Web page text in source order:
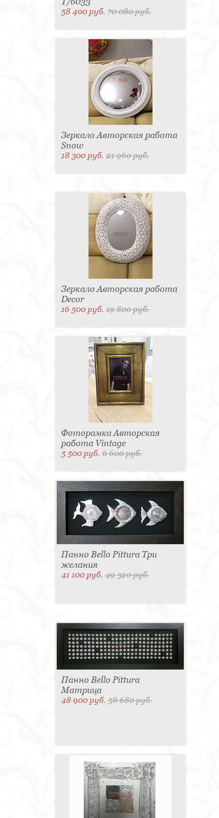
58 400 руб.70 080 руб.
Зеркало Авторская работа
Snow
18 300 руб.21 960 руб.
Зеркало Авторская работа
Decor
16 500 руб.19 800 руб.
Фоторамка Авторская
работа Vintage
5 500 руб.6 600 руб.
Панно Bello Pittura Три
желания
41 100 руб.49 320 руб.
Панно Bello Pittura
Матрица
48 900 руб.58 680 руб.